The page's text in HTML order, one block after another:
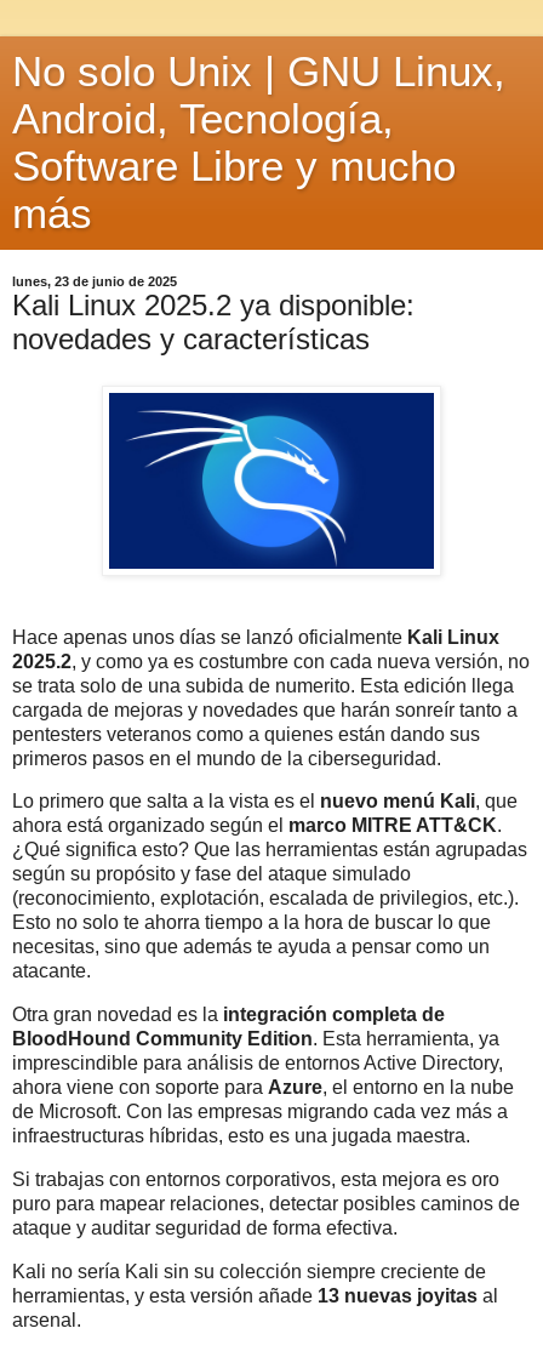
No solo Unix | GNU Linux,
Android, Tecnología,
Software Libre y mucho
más
lunes, 23 de junio de 2025
Kali Linux 2025.2 ya disponible:
novedades y características
Hace apenas unos días se lanzó oficialmente Kali Linux
2025.2, y como ya es costumbre con cada nueva versión, no
se trata solo de una subida de numerito. Esta edición llega
cargada de mejoras y novedades que harán sonreír tanto a
pentesters veteranos como a quienes están dando sus
primeros pasos en el mundo de la ciberseguridad.
Lo primero que salta a la vista es el nuevo menú Kali, que
ahora está organizado según el marco MITRE ATT&CK.
¿Qué significa esto? Que las herramientas están agrupadas
según su propósito y fase del ataque simulado
(reconocimiento, explotación, escalada de privilegios, etc.).
Esto no solo te ahorra tiempo a la hora de buscar lo que
necesitas, sino que además te ayuda a pensar como un
atacante.
Otra gran novedad es la integración completa de
BloodHound Community Edition. Esta herramienta, ya
imprescindible para análisis de entornos Active Directory,
ahora viene con soporte para Azure, el entorno en la nube
de Microsoft. Con las empresas migrando cada vez más a
infraestructuras híbridas, esto es una jugada maestra.
Si trabajas con entornos corporativos, esta mejora es oro
puro para mapear relaciones, detectar posibles caminos de
ataque y auditar seguridad de forma efectiva.
Kali no sería Kali sin su colección siempre creciente de
herramientas, y esta versión añade 13 nuevas joyitas al
arsenal.